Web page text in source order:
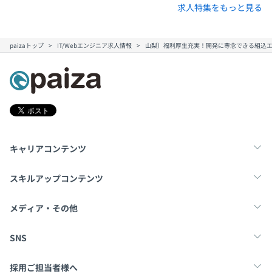
求人特集をもっと見る
paizaトップ IT/Webエンジニア求人情報 山梨）福利厚生充実！開発に専念できる組込
キャリアコンテンツ
転職・キャリア
スキルアップコンテンツ
学習
メディア・その他
Tech Team Journal
SNS
X
採用ご担当者様へ